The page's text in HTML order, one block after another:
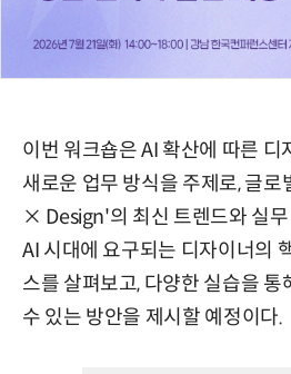
이번 워크숍은 AI 확산에 따른 디
새로운 업무 방식을 주제로, 글
× Design'의 최신 트렌드와 실
AI 시대에 요구되는 디자이너의
스를 살펴보고, 다양한 실습을 통
수 있는 방안을 제시할 예정이다.